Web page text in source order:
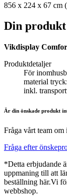
856 x 224 x 67 cm
Din produkt
Vikdisplay
Produktdetaljer
För
material
inkl.
Är din önskade produkt
Fråga vårt team
Fråga efter
*Detta erbjudande
uppmaning till att
beställning här.Vi
webbshop.